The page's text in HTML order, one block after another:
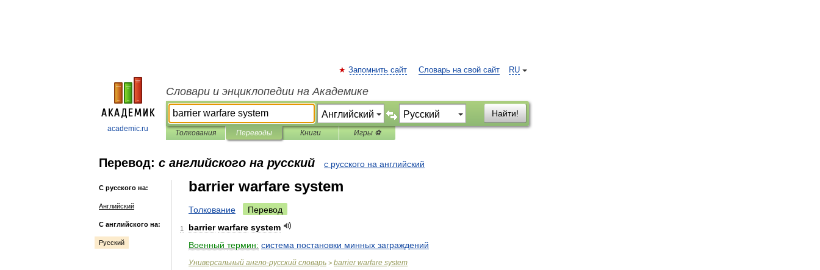
academic.ru
RU
Запомнить сайт Словарь на свой сайт
Словари и энциклопедии на Академике
Найти!
Толкования Переводы Книги Игры ⚽
Перевод: с английского на русский с русского на английский
С русского на:
Английский
С английского на:
Русский
barrier warfare system
Толкование Перевод
1 barrier warfare system
Военный термин: система постановки минных заграждений
Универсальный англо-русский словарь > barrier warfare system